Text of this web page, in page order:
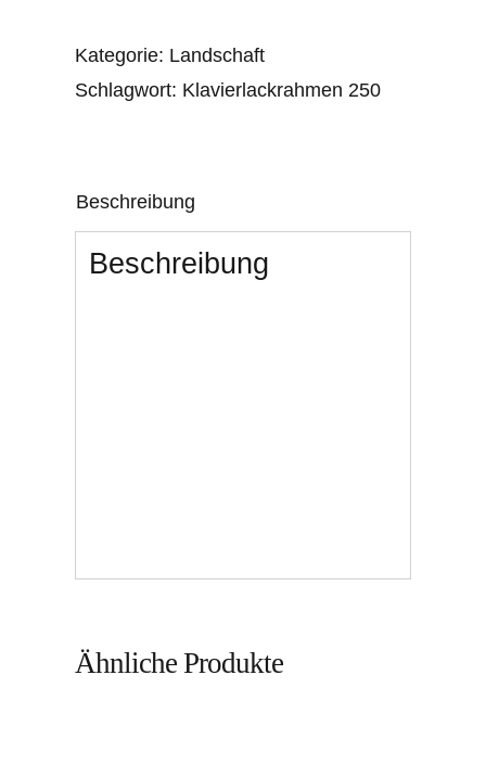
Kategorie: Landschaft
Schlagwort: Klavierlackrahmen 250
Beschreibung
Beschreibung
Ähnliche Produkte